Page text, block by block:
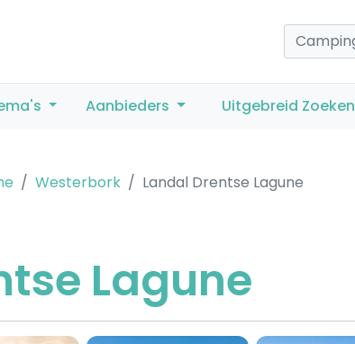
Aanbieders Uitgebreid Zoeken
Westerbork Landal Drentse Lagune
Lagune